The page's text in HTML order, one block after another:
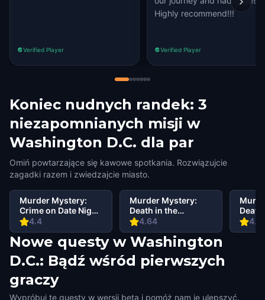
Verified Player
Highly recommend!!!
Verified Player
Koniec nudnych randek: 3
niezapomnianych misji w
Washington D.C. dla par
Omiń powtarzające się kawowe spotkania. Rozwiązujcie
zagadki razem i zwiedzajcie miasto.
4.4
Murder Mystery:
Crime on Date Night
in DuPont Circle,
Washington D.C.
4.64
Murder Mystery:
Death in the
Shadows in Dupont
Circle, Washington
D.C.
4.7
Nowe questy w Washington
D.C.: Bądź wśród pierwszych
graczy
Wypróbuj te questy w wersji beta i pomóż nam je ulepszyć.